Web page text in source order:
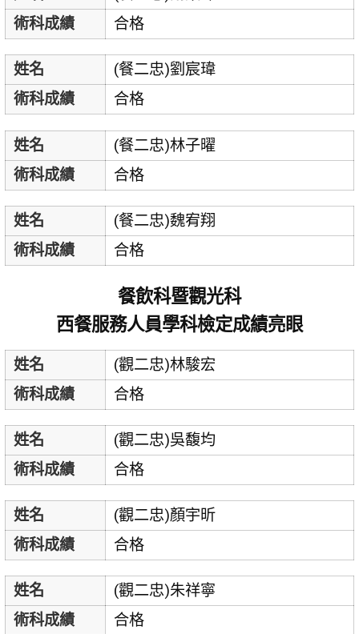
術科成績
合格
姓名
(餐二忠)劉宸瑋
術科成績
合格
姓名
(餐二忠)林子曜
術科成績
合格
姓名
(餐二忠)魏宥翔
術科成績
合格
餐飲科暨觀光科
西餐服務人員學科檢定成績亮眼
姓名
(觀二忠)林駿宏
術科成績
合格
姓名
(觀二忠)吳馥均
術科成績
合格
姓名
(觀二忠)顏宇昕
術科成績
合格
姓名
(觀二忠)朱祥寧
術科成績
合格